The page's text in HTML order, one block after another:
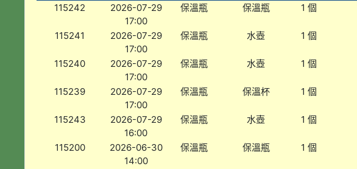
115242
2026-07-29
17:00
保溫瓶 保溫瓶 1 個
115241
2026-07-29
17:00
保溫瓶 水壺 1 個
115240
2026-07-29
17:00
保溫瓶 水壺 1 個
115239
2026-07-29
17:00
保溫瓶 保溫杯 1 個
115243
2026-07-29
16:00
保溫瓶 水壺 1 個
115200
2026-06-30
14:00
保溫瓶 保溫瓶 1 個